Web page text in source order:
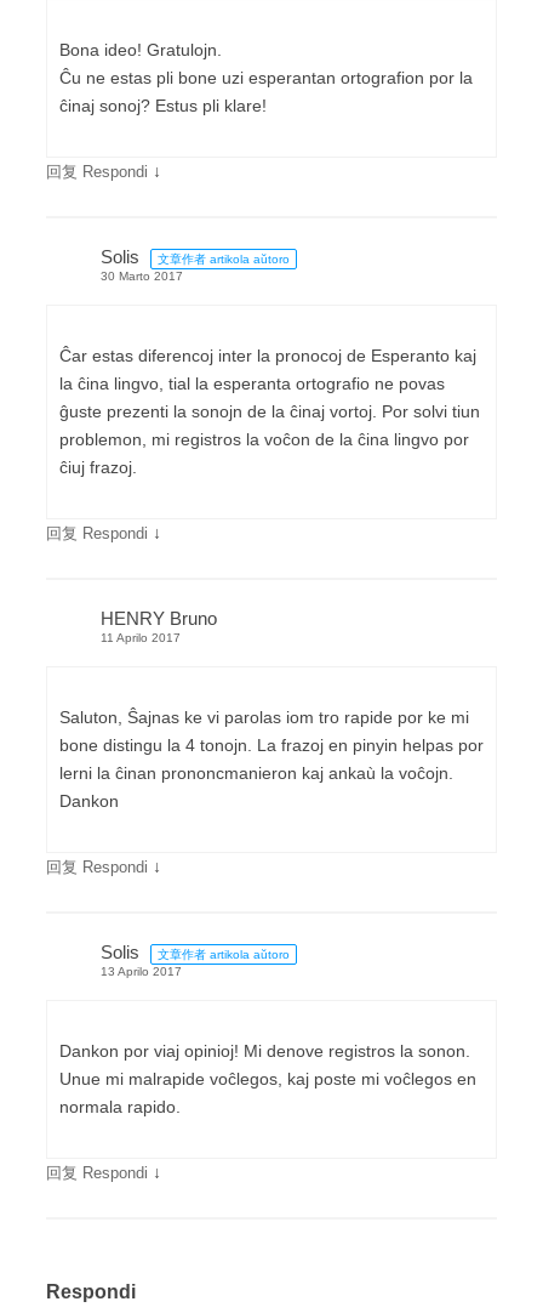
Bona ideo! Gratulojn.
Ĉu ne estas pli bone uzi esperantan ortografion por la
ĉinaj sonoj? Estus pli klare!
回复 Respondi ↓
Solis
文章作者 artikola aŭtoro
30 Marto 2017
Ĉar estas diferencoj inter la pronocoj de Esperanto kaj
la ĉina lingvo, tial la esperanta ortografio ne povas
ĝuste prezenti la sonojn de la ĉinaj vortoj. Por solvi tiun
problemon, mi registros la voĉon de la ĉina lingvo por
ĉiuj frazoj.
回复 Respondi ↓
HENRY Bruno
11 Aprilo 2017
Saluton, Ŝajnas ke vi parolas iom tro rapide por ke mi
bone distingu la 4 tonojn. La frazoj en pinyin helpas por
lerni la ĉinan prononcmanieron kaj ankaù la voĉojn.
Dankon
回复 Respondi ↓
Solis
文章作者 artikola aŭtoro
13 Aprilo 2017
Dankon por viaj opinioj! Mi denove registros la sonon.
Unue mi malrapide voĉlegos, kaj poste mi voĉlegos en
normala rapido.
回复 Respondi ↓
Respondi